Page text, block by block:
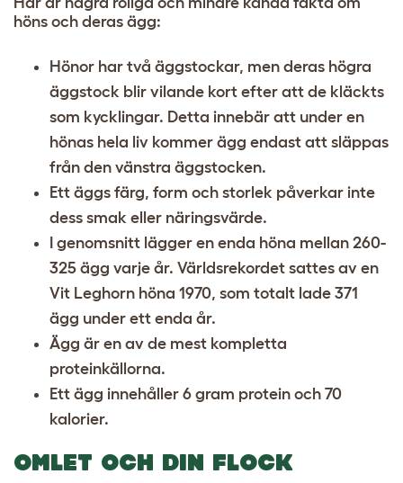
höns och deras ägg:
Hönor har två äggstockar, men deras högra
äggstock blir vilande kort efter att de kläckts
som kycklingar. Detta innebär att under en
hönas hela liv kommer ägg endast att släppas
från den vänstra äggstocken.
Ett äggs färg, form och storlek påverkar inte
dess smak eller näringsvärde.
I genomsnitt lägger en enda höna mellan 260-
325 ägg varje år. Världsrekordet sattes av en
Vit Leghorn höna 1970, som totalt lade 371
ägg under ett enda år.
Ägg är en av de mest kompletta
proteinkällorna.
Ett ägg innehåller 6 gram protein och 70
kalorier.
OMLET OCH DIN FLOCK